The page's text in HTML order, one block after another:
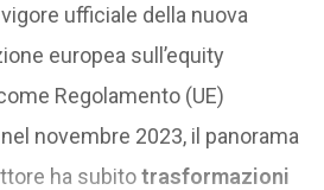
vigore ufficiale della nuova
europea sull’equity
Regolamento (UE)
nel novembre 2023, il panorama
ha subitotrasformazioni